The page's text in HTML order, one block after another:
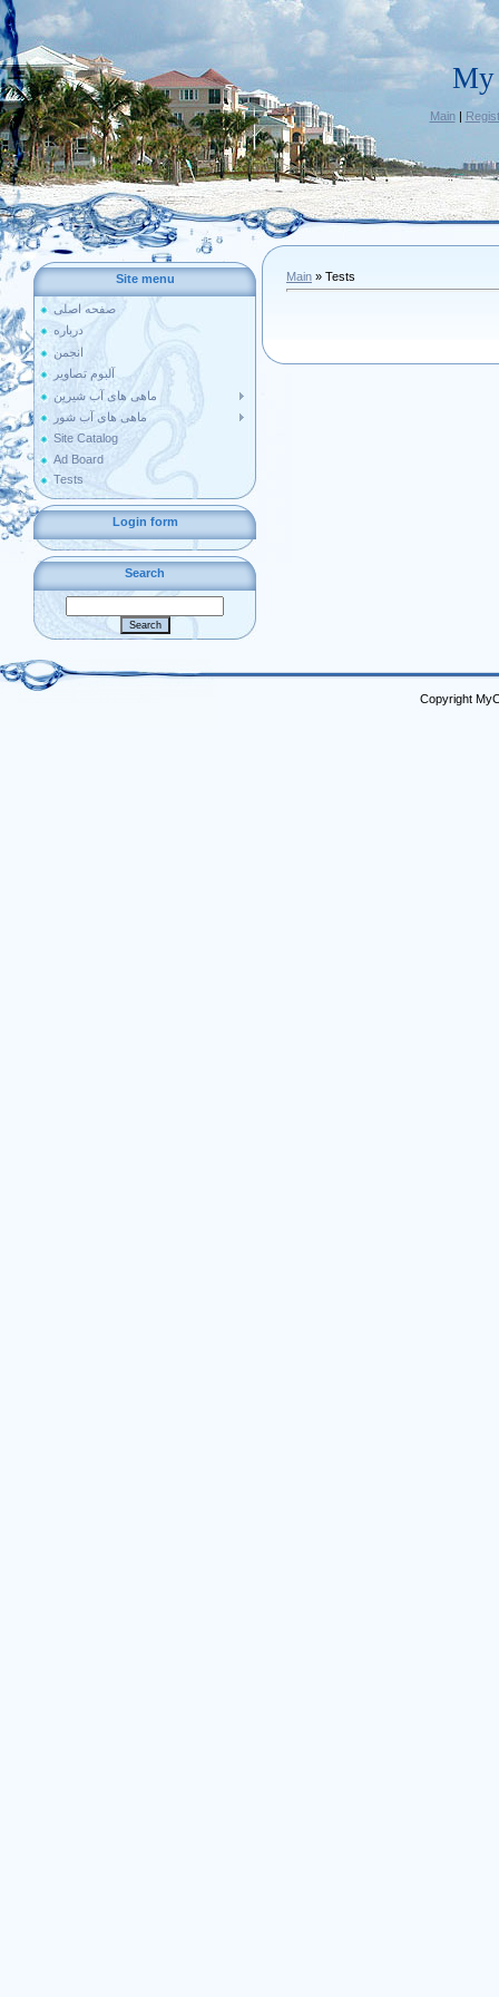
My
Main|
Site menu
صفحه اصلی
درباره
انجمن
آلبوم تصاویر
ماهی های آب شیرین
ماهی های آب شور
Site Catalog
Ad Board
Tests
Login form
Search
Main » Tests
Copyright